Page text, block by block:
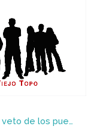
Populismo : El veto de los pueblos